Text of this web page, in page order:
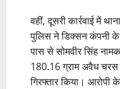
वहीं, दूसरी कार्रवाई में
पुलिस ने डिक्सन कंपनी
पास से सोमवीर सिंह
180.16 ग्राम अवैध
गिरफ्तार किया। आरोपी